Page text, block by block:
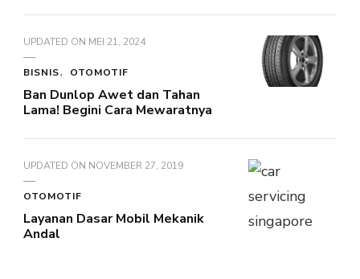
UPDATED ON MEI 21, 2024
BISNIS OTOMOTIF
Ban Dunlop Awet dan Tahan
Lama! Begini Cara Mewaratnya
UPDATED ON NOVEMBER 27, 2019
OTOMOTIF
Layanan Dasar Mobil Mekanik
Andal